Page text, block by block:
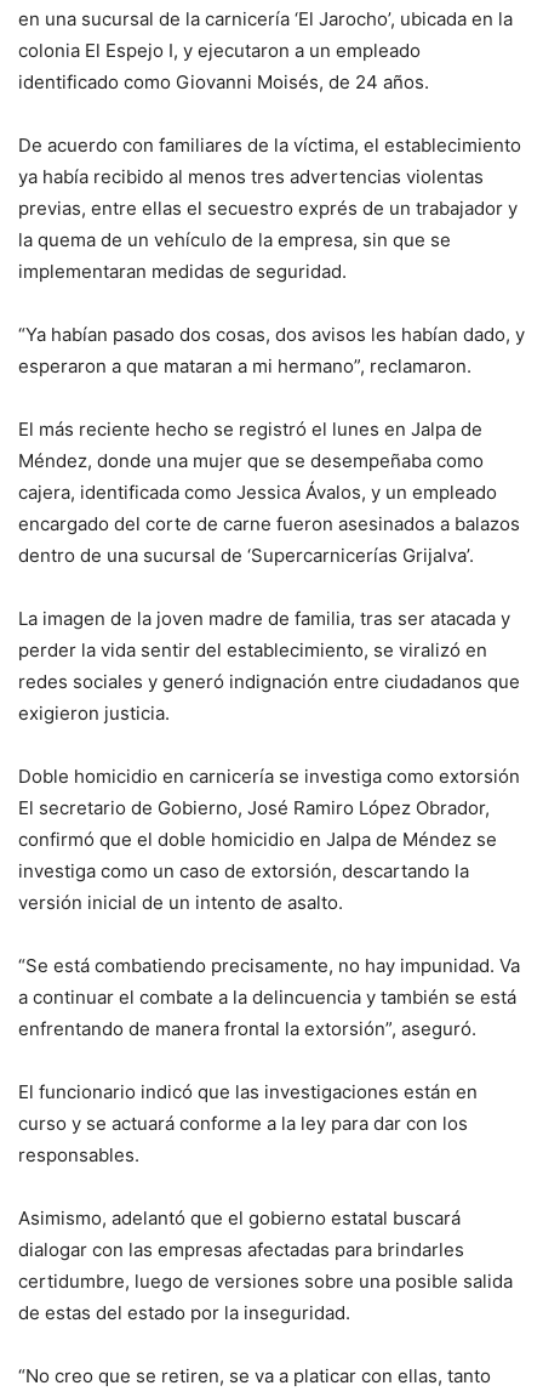
en una sucursal de la carnicería ‘El Jarocho’, ubicada en la
colonia El Espejo I, y ejecutaron a un empleado
identificado como Giovanni Moisés, de 24 años.
De acuerdo con familiares de la víctima, el establecimiento
ya había recibido al menos tres advertencias violentas
previas, entre ellas el secuestro exprés de un trabajador y
la quema de un vehículo de la empresa, sin que se
implementaran medidas de seguridad.
“Ya habían pasado dos cosas, dos avisos les habían dado, y
esperaron a que mataran a mi hermano”, reclamaron.
El más reciente hecho se registró el lunes en Jalpa de
Méndez, donde una mujer que se desempeñaba como
cajera, identificada como Jessica Ávalos, y un empleado
encargado del corte de carne fueron asesinados a balazos
dentro de una sucursal de ‘Supercarnicerías Grijalva’.
La imagen de la joven madre de familia, tras ser atacada y
perder la vida sentir del establecimiento, se viralizó en
redes sociales y generó indignación entre ciudadanos que
exigieron justicia.
Doble homicidio en carnicería se investiga como extorsión
El secretario de Gobierno, José Ramiro López Obrador,
confirmó que el doble homicidio en Jalpa de Méndez se
investiga como un caso de extorsión, descartando la
versión inicial de un intento de asalto.
“Se está combatiendo precisamente, no hay impunidad. Va
a continuar el combate a la delincuencia y también se está
enfrentando de manera frontal la extorsión”, aseguró.
El funcionario indicó que las investigaciones están en
curso y se actuará conforme a la ley para dar con los
responsables.
Asimismo, adelantó que el gobierno estatal buscará
dialogar con las empresas afectadas para brindarles
certidumbre, luego de versiones sobre una posible salida
de estas del estado por la inseguridad.
“No creo que se retiren, se va a platicar con ellas, tanto